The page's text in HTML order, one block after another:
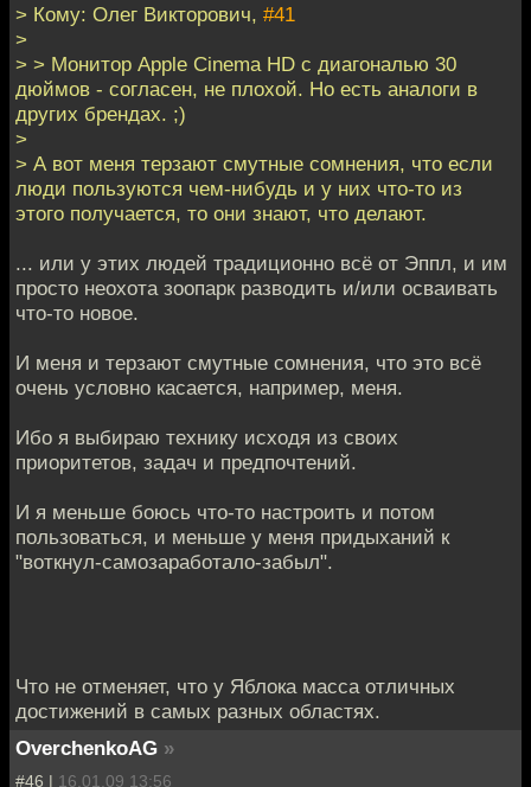
> Кому: Олег Викторович, #41
>
> > Монитор Apple Cinema HD с диагональю 30
дюймов - согласен, не плохой. Но есть аналоги в
других брендах. ;)
>
> А вот меня терзают смутные сомнения, что если
люди пользуются чем-нибудь и у них что-то из
этого получается, то они знают, что делают.
... или у этих людей традиционно всё от Эппл, и им
просто неохота зоопарк разводить и/или осваивать
что-то новое.
И меня и терзают смутные сомнения, что это всё
очень условно касается, например, меня.
Ибо я выбираю технику исходя из своих
приоритетов, задач и предпочтений.
И я меньше боюсь что-то настроить и потом
пользоваться, и меньше у меня придыханий к
"воткнул-самозаработало-забыл".
Что не отменяет, что у Яблока масса отличных
достижений в самых разных областях.
OverchenkoAG »
#46 | 16.01.09 13:56